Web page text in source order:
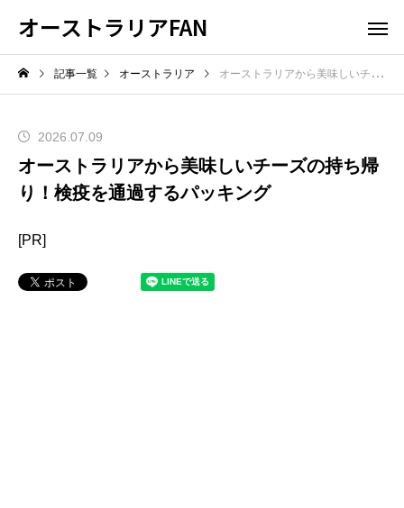
オーストラリアFAN
記事一覧 オーストラリア オーストラリアから美味しいチーズの持ち帰り！検疫を通過するパッキング
2026.07.09
オーストラリアから美味しいチーズの持ち帰
り！検疫を通過するパッキング
[PR]